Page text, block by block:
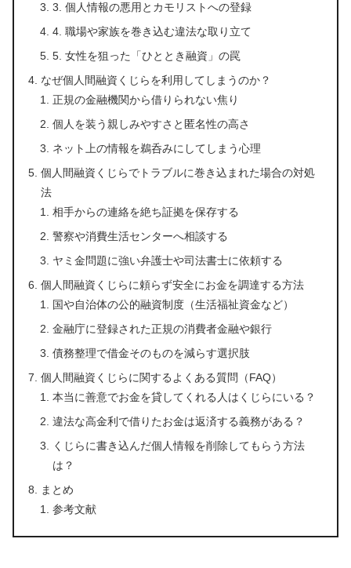
3. 個人情報の悪用とカモリストへの登録
4. 職場や家族を巻き込む違法な取り立て
5. 女性を狙った「ひととき融資」の罠
なぜ個人間融資くじらを利用してしまうのか？
正規の金融機関から借りられない焦り
個人を装う親しみやすさと匿名性の高さ
ネット上の情報を鵜呑みにしてしまう心理
個人間融資くじらでトラブルに巻き込まれた場合の対処
法
相手からの連絡を絶ち証拠を保存する
警察や消費生活センターへ相談する
ヤミ金問題に強い弁護士や司法書士に依頼する
個人間融資くじらに頼らず安全にお金を調達する方法
国や自治体の公的融資制度（生活福祉資金など）
金融庁に登録された正規の消費者金融や銀行
債務整理で借金そのものを減らす選択肢
個人間融資くじらに関するよくある質問（FAQ）
本当に善意でお金を貸してくれる人はくじらにいる？
違法な高金利で借りたお金は返済する義務がある？
くじらに書き込んだ個人情報を削除してもらう方法
は？
まとめ
参考文献